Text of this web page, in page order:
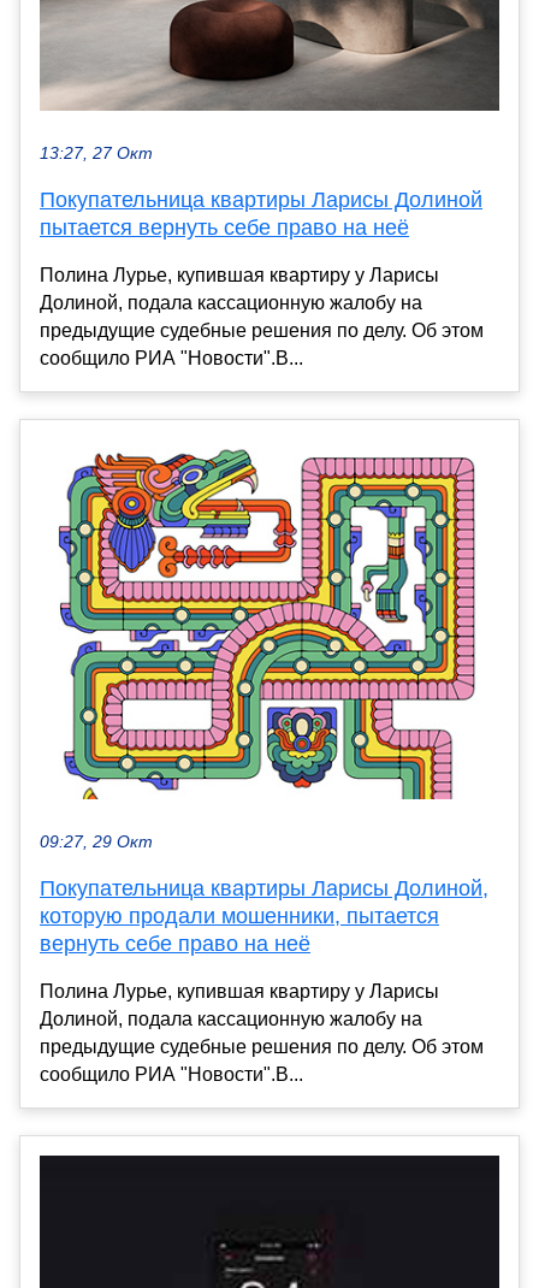
13:27, 27 Окт
Покупательница квартиры Ларисы Долиной
пытается вернуть себе право на неё
Полина Лурье, купившая квартиру у Ларисы
Долиной, подала кассационную жалобу на
предыдущие судебные решения по делу. Об этом
сообщило РИА "Новости".В...
09:27, 29 Окт
Покупательница квартиры Ларисы Долиной,
которую продали мошенники, пытается
вернуть себе право на неё
Полина Лурье, купившая квартиру у Ларисы
Долиной, подала кассационную жалобу на
предыдущие судебные решения по делу. Об этом
сообщило РИА "Новости".В...